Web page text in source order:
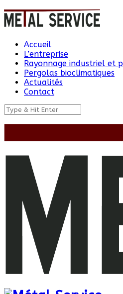
Accueil
L’entreprise
Rayonnage industriel et
Pergolas bioclimatiques
Actualités
Contact